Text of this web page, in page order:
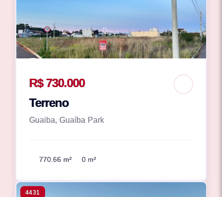
R$ 730.000
Terreno
Guaiba, Guaíba Park
770.66 m² 0 m²
4431